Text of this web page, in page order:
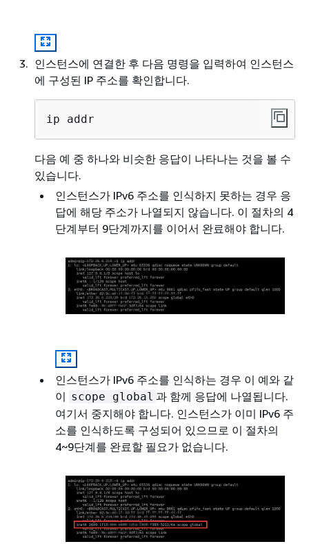
인스턴스에 연결한 후 다음 명령을 입력하여 인스턴스
에 구성된 IP 주소를 확인합니다.
ip addr
다음 예 중 하나와 비슷한 응답이 나타나는 것을 볼 수
있습니다.
인스턴스가 IPv6 주소를 인식하지 못하는 경우 응
답에 해당 주소가 나열되지 않습니다. 이 절차의 4
단계부터 9단계까지를 이어서 완료해야 합니다.
인스턴스가 IPv6 주소를 인식하는 경우 이 예와 같
이 scope global 과 함께 응답에 나열됩니다.
여기서 중지해야 합니다. 인스턴스가 이미 IPv6 주
소를 인식하도록 구성되어 있으므로 이 절차의
4~9단계를 완료할 필요가 없습니다.